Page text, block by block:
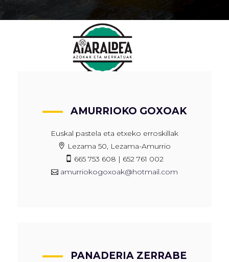
AMURRIOKO GOXOAK
Euskal pastela eta etxeko erroskillak
Lezama 50, Lezama-Amurrio
665 753 608 | 652 761 002
amurriokogoxoak@hotmail.com
PANADERIA ZERRABE